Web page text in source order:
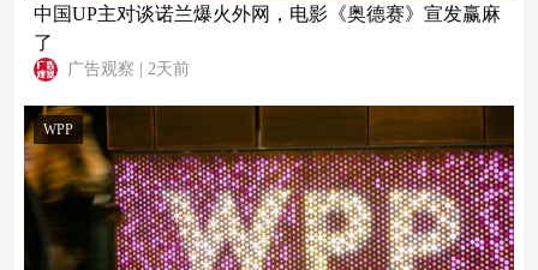
中国UP主对谈诺兰爆火外网，电影《奥德赛》宣发赢麻
了
广告观察 | 2天前
WPP